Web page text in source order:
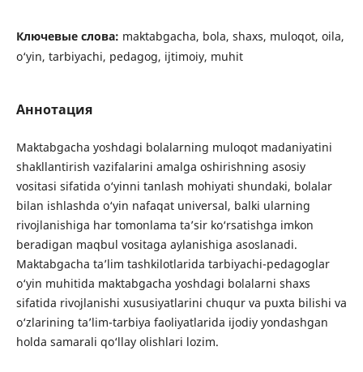
Ключевые слова: maktabgacha, bola, shaxs, muloqot, oila,
o‘yin, tarbiyachi, pedagog, ijtimoiy, muhit
Аннотация
Maktabgacha yoshdagi bolalarning muloqot madaniyatini
shakllantirish vazifalarini amalga oshirishning asosiy
vositasi sifatida o‘yinni tanlash mohiyati shundaki, bolalar
bilan ishlashda o‘yin nafaqat universal, balki ularning
rivojlanishiga har tomonlama ta’sir ko‘rsatishga imkon
beradigan maqbul vositaga aylanishiga asoslanadi.
Maktabgacha ta’lim tashkilotlarida tarbiyachi-pedagoglar
o‘yin muhitida maktabgacha yoshdagi bolalarni shaxs
sifatida rivojlanishi xususiyatlarini chuqur va puxta bilishi va
o‘zlarining ta’lim-tarbiya faoliyatlarida ijodiy yondashgan
holda samarali qo‘llay olishlari lozim.